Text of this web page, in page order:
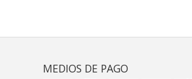
MEDIOS DE PAGO